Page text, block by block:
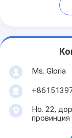
Ms. Gloria
Но. 22,
провинция